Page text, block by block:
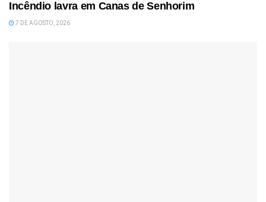
Incêndio lavra em Canas de Senhorim
7 DE AGOSTO, 2026